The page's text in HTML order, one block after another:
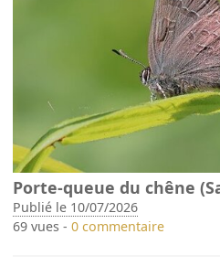
Porte-queue du chêne
Publié le 10/07/2026
69 vues -0 commentaire